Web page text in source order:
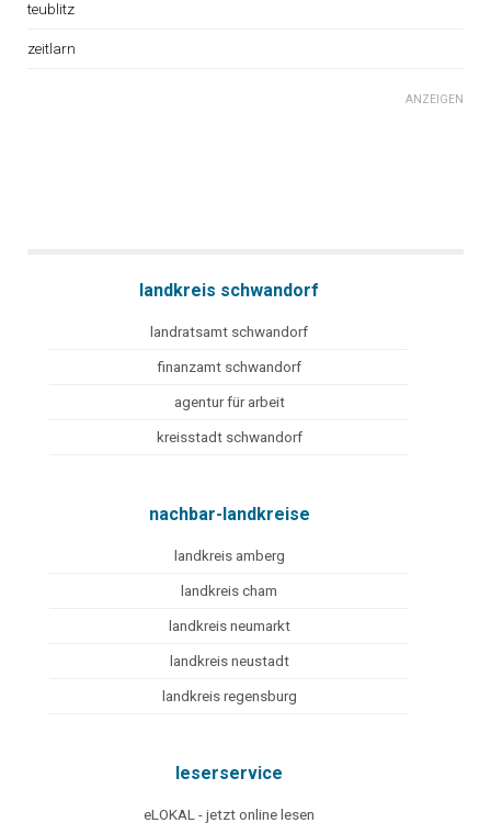
teublitz
zeitlarn
ANZEIGEN
landkreis schwandorf
landratsamt schwandorf
finanzamt schwandorf
agentur für arbeit
kreisstadt schwandorf
nachbar-landkreise
landkreis amberg
landkreis cham
landkreis neumarkt
landkreis neustadt
landkreis regensburg
leserservice
eLOKAL - jetzt online lesen